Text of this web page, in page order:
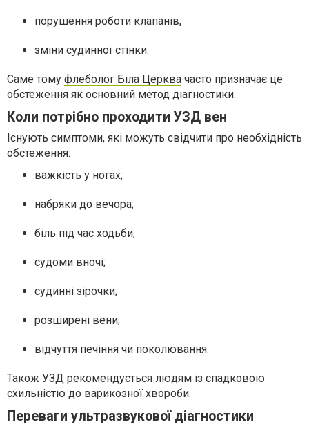
порушення роботи клапанів;
зміни судинної стінки.
Саме тому флеболог Біла Церква часто призначає це
обстеження як основний метод діагностики.
Коли потрібно проходити УЗД вен
Існують симптоми, які можуть свідчити про необхідність
обстеження:
важкість у ногах;
набряки до вечора;
біль під час ходьби;
судоми вночі;
судинні зірочки;
розширені вени;
відчуття печіння чи поколювання.
Також УЗД рекомендується людям із спадковою
схильністю до варикозної хвороби.
Переваги ультразвукової діагностики